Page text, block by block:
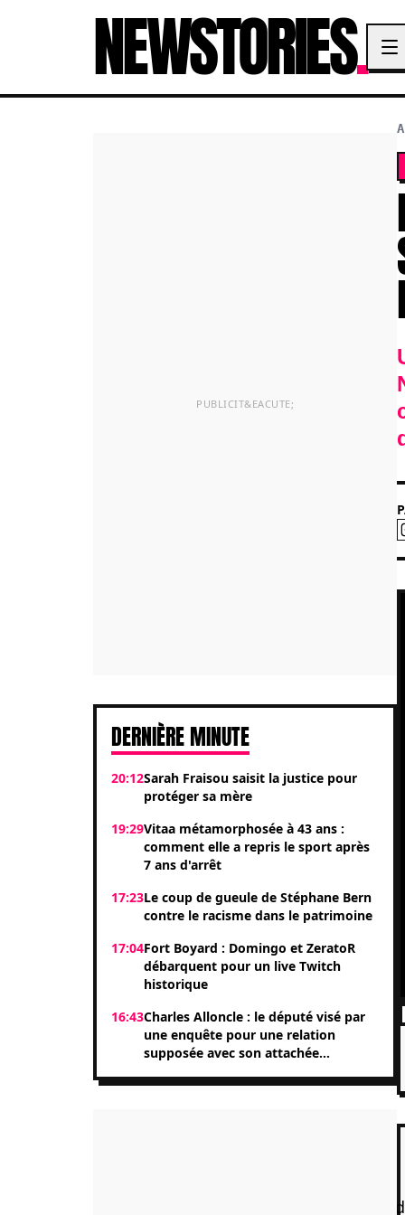
NEWSTORIES.
DERNIÈRE MINUTE
20:12Sarah Fraisou saisit la justice pour
protéger sa mère
19:29Vitaa métamorphosée à 43 ans :
comment elle a repris le sport après
7 ans d'arrêt
17:23Le coup de gueule de Stéphane Bern
contre le racisme dans le patrimoine
17:04Fort Boyard : Domingo et ZeratoR
débarquent pour un live Twitch
historique
16:43Charles Alloncle : le député visé par
une enquête pour une relation
supposée avec son attachée